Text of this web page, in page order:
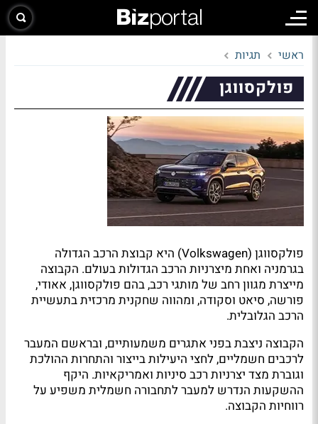
ראשי תגיות
פולקסווגן
פולקסווגן (Volkswagen) היא קבוצת הרכב הגדולה
בגרמניה ואחת מיצרניות הרכב הגדולות בעולם. הקבוצה
מייצרת מגוון רחב של מותגי רכב, בהם פולקסווגן, אאודי,
פורשה, סיאט וסקודה, ומהווה שחקנית מרכזית בתעשיית
הרכב הגלובלית.
הקבוצה ניצבת בפני אתגרים משמעותיים, ובראשם המעבר
לרכבים חשמליים, לחצי היעילות בייצור והתחרות ההולכת
וגוברת מצד יצרניות רכב סיניות ואמריקאיות. היקף
ההשקעות הנדרש למעבר לתחבורה חשמלית משפיע על
רווחיות הקבוצה.